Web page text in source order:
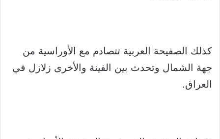
كذلك الصفيحة العربية تتصادم مع الأوراسية من
جهة الشمال وتحدث بين الفينة والأخرى زلازل في
العراق.